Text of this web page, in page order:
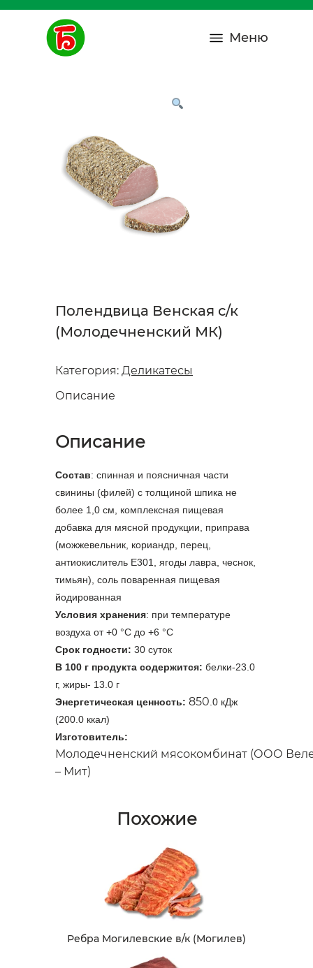
Меню
Полендвица Венская с/к
(Молодечненский МК)
Категория: Деликатесы
Описание
Описание
Состав: спинная и поясничная части
свинины (филей) с толщиной шпика не
более 1,0 см, комплексная пищевая
добавка для мясной продукции, приправа
(можжевельник, кориандр, перец,
антиокислитель Е301, ягоды лавра, чеснок,
тимьян), соль поваренная пищевая
йодированная
Условия хранения: при температуре
воздуха от +0 °С до +6 °С
Срок годности: 30 суток
В 100 г продукта содержится: белки-23.0
г, жиры- 13.0 г
Энергетическая ценность: 850.0 кДж
(200.0 ккал)
Изготовитель:
Молодечненский мясокомбинат (ООО
– Мит)
Похожие
Ребра Могилевские в/к (Могилев)